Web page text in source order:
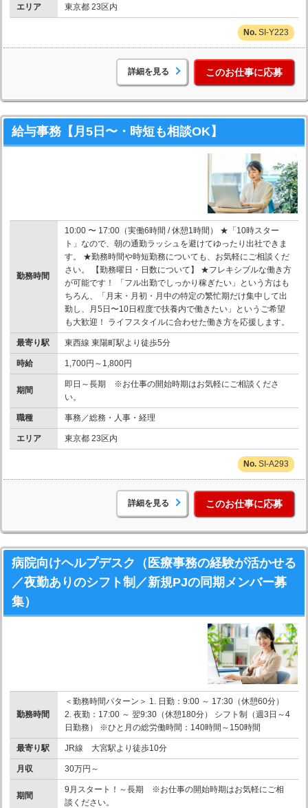
エリア 東京都 23区内
SI-Y223
詳細を見る このお仕事に応募
給与事務【月5日〜・時短も相談OK】
勤務時間
10:00 〜 17:00（実働6時間 / 休憩1時間） ★「10時スター
ト」なので、朝の通勤ラッシュを避けてゆったり出社できま
す。 ★勤務時間や時短勤務についても、お気軽にご相談くだ
さい。 【勤務曜日・日数について】 ★フレキシブルな働き方
が可能です！ 「フル出勤でしっかり稼ぎたい」という方はも
ちろん、「月末・月初・月中の特定の繁忙期だけ集中して出
勤し、月5日〜10日程度で扶養内で働きたい」というご希望
も大歓迎！ ライフスタイルに合わせた働き方を応援します。
最寄り駅 東西線 東陽町駅より徒歩5分
時給 1,700円～1,800円
期間
即日～長期 ※お仕事の開始時期はお気軽にご相談くださ
い。
職種 事務／総務・人事・経理
エリア 東京都 23区内
SI-A293
詳細を見る このお仕事に応募
病院向けヘルプデスク（医療事務の経験が活かせる
／夜勤ありのシフト制／新規PJの同期メンバー募
集）
勤務時間
＜勤務時間パターン＞ 1. 日勤：9:00 ～ 17:30（休憩60分）
2. 夜勤：17:00 ～ 翌9:30（休憩180分） シフト制（週3日～4
日勤務） ※ひと月の総労働時間：140時間～150時間
最寄り駅 JR線 大宮駅より徒歩10分
月収 30万円～
期間
9月スタート！～長期 ※お仕事の開始時期はお気軽にご相
談ください。